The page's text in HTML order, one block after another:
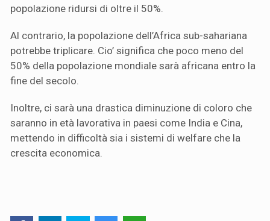
popolazione ridursi di oltre il 50%.
Al contrario, la popolazione dell’Africa sub-sahariana
potrebbe triplicare. Cio’ significa che poco meno del
50% della popolazione mondiale sarà africana entro la
fine del secolo.
Inoltre, ci sarà una drastica diminuzione di coloro che
saranno in età lavorativa in paesi come India e Cina,
mettendo in difficoltà sia i sistemi di welfare che la
crescita economica.